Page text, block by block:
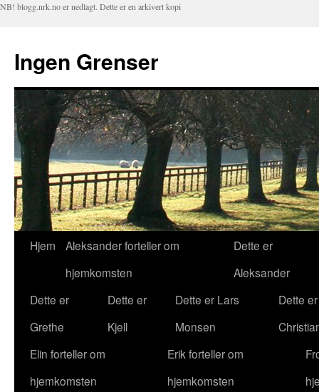
NB! blogg.nrk.no er nedlagt. Dette er en arkivert kopi
Ingen Grenser
Hopp
innhold
Hjem
Aleksander forteller om
hjemkomsten
Dette er
Aleksander
Dette er
Grethe
Dette er
Kjell
Dette er Lars
Monsen
Dette
Elin forteller om
hjemkomsten
Erik forteller om
hjemkomsten